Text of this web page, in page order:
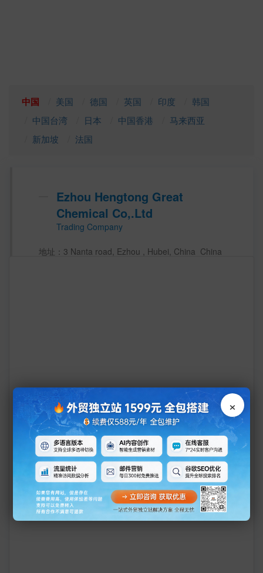
中国 美国 德国 英国 印度
韩国
中国台湾
日本 中国香港
马来西亚
新加坡
法国
Ezhou Hengtong Great
Chemical Co,.Ltd
Trading Company
地址：3 Nanta road, Ezhou , Hubei, China  China
成立年份：
法人代表：
Tina.lee
+86-711-3243133
sales@htwychem.com
×